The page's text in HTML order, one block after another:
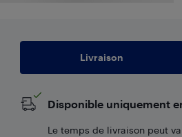
Livraison
Disponible uniquement
Le temps de livraison peut